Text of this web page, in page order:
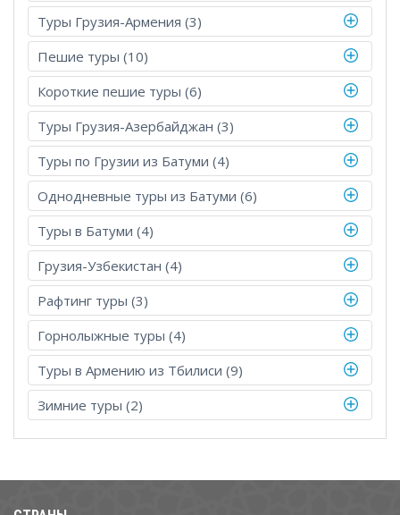
Туры Грузия-Армения (3)
Пешие туры (10)
Короткие пешие туры (6)
Туры Грузия-Азербайджан (3)
Туры по Грузии из Батуми (4)
Однодневные туры из Батуми (6)
Туры в Батуми (4)
Грузия-Узбекистан (4)
Рафтинг туры (3)
Горнолыжные туры (4)
Туры в Армению из Тбилиси (9)
Зимние туры (2)